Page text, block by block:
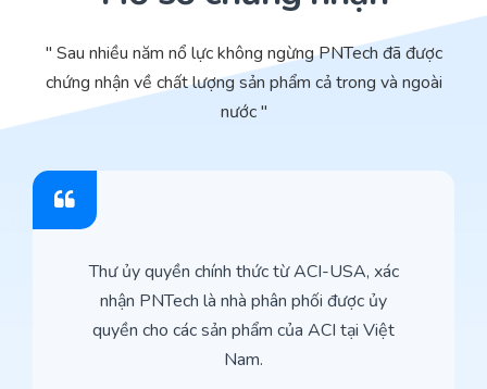
" Sau nhiều năm nổ lực không ngừng PNTech đã được
chứng nhận về chất lượng sản phẩm cả trong và ngoài
nước "
Thư ủy quyền chính thức từ ACI-USA, xác
nhận PNTech là nhà phân phối được ủy
quyền cho các sản phẩm của ACI tại Việt
Nam.